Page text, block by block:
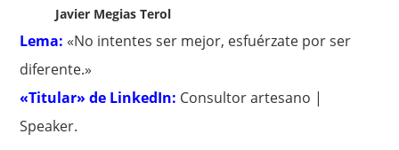
Javier Megias Terol
Lema: «No intentes ser mejor, esfuérzate por ser
diferente.»
«Titular» de LinkedIn: Consultor artesano |
Speaker.